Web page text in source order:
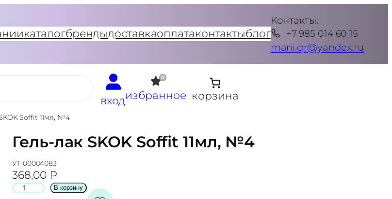
каталогбрендыдоставкаоплатаконтактыблог
Контакты:
+7 985 014 60 15
mani.qr@yandex.ru
вход
0
избранное корзина
Soffit 11мл, №4
Гель-лак SKOK Soffit 11мл, №4
УТ-00004083
368,00 ₽
К
В корзину